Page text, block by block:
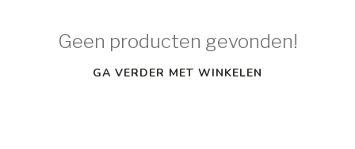
Geen producten gevonden!
GA VERDER MET WINKELEN